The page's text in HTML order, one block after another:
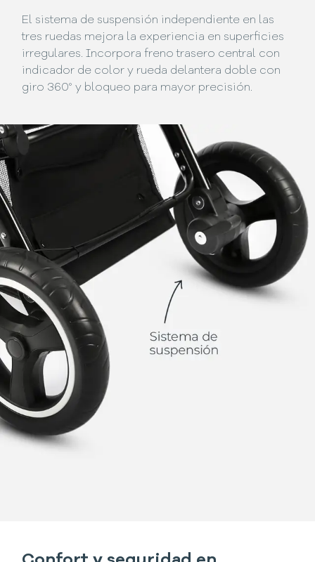
El sistema de suspensión independiente en las
tres ruedas mejora la experiencia en superficies
irregulares. Incorpora freno trasero central con
indicador de color y rueda delantera doble con
giro 360° y bloqueo para mayor precisión.